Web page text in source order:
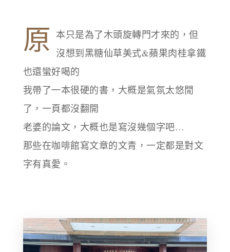
原 本只是為了木頭旋轉門才來的，但
沒想到黑糖仙草美式&蘋果肉桂拿鐵
也還蠻好喝的
我帶了一本很硬的書，大概是氣氛太悠閒
了，一頁都沒翻開
老婆的論文，大概也是寫沒幾個字吧…
那些在咖啡館寫文章的文青，一定都是對文
字有真愛。